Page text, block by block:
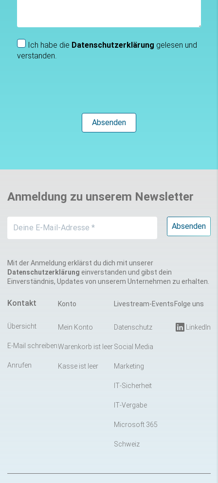
Ich habe die Datenschutzerklärung gelesen und
verstanden.
Anmeldung zu unserem Newsletter
Mit der Anmeldung erklärst du dich mit unserer
Datenschutzerklärung einverstanden und gibst dein
Einverständnis, Updates von unserem Unternehmen zu erhalten.
Kontakt
Übersicht
E-Mail schreiben
Anrufen
Konto
Mein Konto
Warenkorb ist leer
Kasse ist leer
Livestream-Events
Datenschutz
Social Media
Marketing
IT-Sicherheit
IT-Vergabe
Microsoft 365
Schweiz
Folge uns
LinkedIn